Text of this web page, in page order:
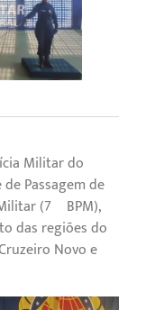
Militar do
Passagem de
(7º BPM),
das regiões do
Novo e